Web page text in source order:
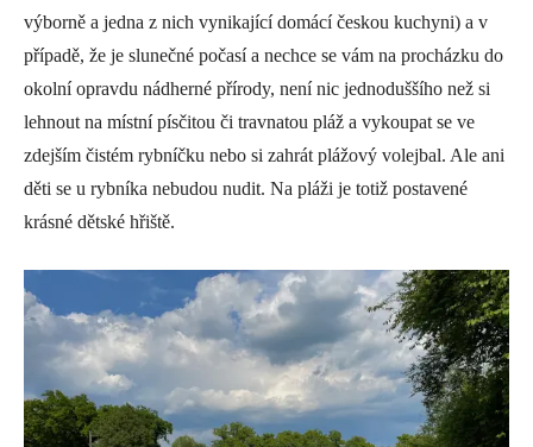
výborně a jedna z nich vynikající domácí českou kuchyni) a v
případě, že je slunečné počasí a nechce se vám na procházku do
okolní opravdu nádherné přírody, není nic jednoduššího než si
lehnout na místní písčitou či travnatou pláž a vykoupat se ve
zdejším čistém rybníčku nebo si zahrát plážový volejbal. Ale ani
děti se u rybníka nebudou nudit. Na pláži je totiž postavené
krásné dětské hřiště.